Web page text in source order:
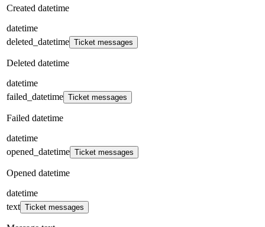
Created datetime
datetime
deleted_datetime Ticket messages
Deleted datetime
datetime
failed_datetime Ticket messages
Failed datetime
datetime
opened_datetime Ticket messages
Opened datetime
datetime
text Ticket messages